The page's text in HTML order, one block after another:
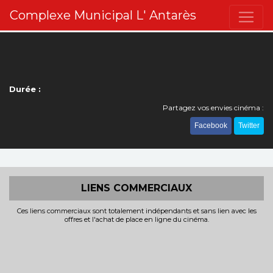
Complexe Municipal L' Antarès
Durée :
Partagez vos envies cinéma :
Facebook Twitter
LIENS COMMERCIAUX
Ces liens commerciaux sont totalement indépendants et sans lien avec les
offres et l'achat de place en ligne du cinéma.